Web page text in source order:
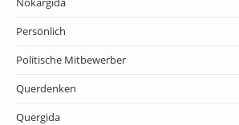
Persönlich
Politische Mitbewerber
Querdenken
Quergida